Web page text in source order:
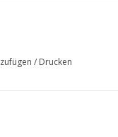
eine
Das Set
/ Drucken